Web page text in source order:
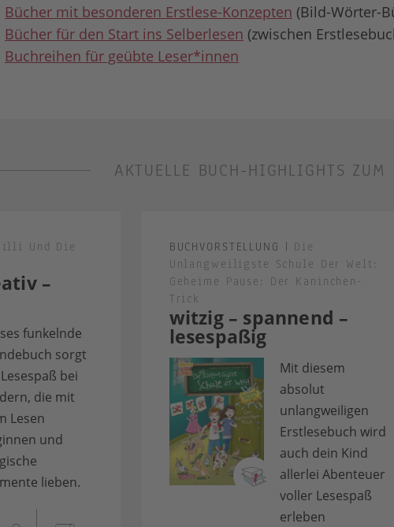
Bücher mit besonderen Erstlese-Konzepten (Bild-Wörter-
Bücher für den Start ins Selberlesen (zwischen
Buchreihen für geübte Leser*innen
AKTUELLE BUCH-HIGHLIGHTS ZUM
–
Und Die
funkelnde
sorgt
bei
die mit
Lesen
und
lieben.
witzig – spannend –
lesespaßig
BUCHVORSTELLUNG | Die
Unlangweiligste Schule Der Welt:
Geheime Pause: Der Kaninchen-
Trick
Mit diesem
absolut
unlangweiligen
Erstlesebuch wird
auch dein Kind
allerlei Abenteuer
voller Lesespaß
erleben